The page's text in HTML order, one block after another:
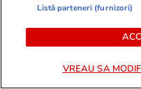
Cum supraviețuiești
prost
Listă parteneri (furnizori)
VREAU SA